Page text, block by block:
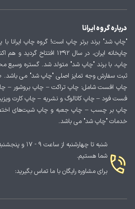
درباره گروه ایرانا
"چاپ شد" برند برتر چاپ است! گروه چاپ ایرانا
چاپخانه ایران، در سال 1392
چاپ، با برند "چاپ شد" متولد شد. گستره وسیع
ثبت سفارش وجه تمایز اصلی "چاپ شد" می
چاپ افست شامل: چاپ تراکت – چاپ بروشور
فست فود – چاپ کاتالوگ و نشریه – چاپ کارت
چاپ بر چسب – چاپ جعبه و چاپ شیت‌های
خدمات "چاپ شد" می باشد.
شما هستیم.
برای مشاوره رایگان با ما تماس بگیرید: